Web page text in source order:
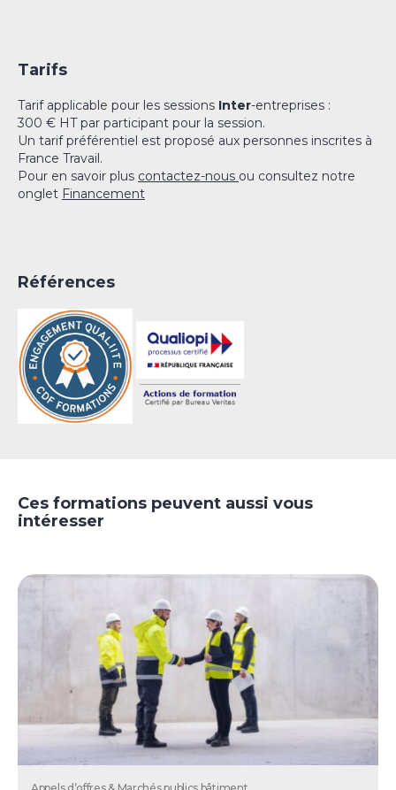
Tarifs
Tarif applicable pour les sessions Inter-entreprises :
300 € HT par participant pour la session.
Un tarif préférentiel est proposé aux personnes inscrites à
France Travail.
Pour en savoir plus contactez-nous ou consultez notre
onglet Financement
Références
Ces formations peuvent aussi vous
intéresser